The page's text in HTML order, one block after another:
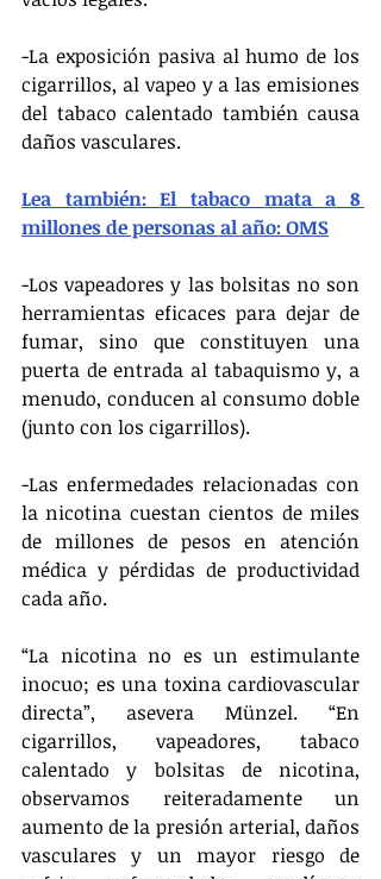
-La exposición pasiva al humo de los
cigarrillos, al vapeo y a las emisiones
del tabaco calentado también causa
daños vasculares.
Lea también: El tabaco mata a 8
millones de personas al año: OMS
-Los vapeadores y las bolsitas no son
herramientas eficaces para dejar de
fumar, sino que constituyen una
puerta de entrada al tabaquismo y, a
menudo, conducen al consumo doble
(junto con los cigarrillos).
-Las enfermedades relacionadas con
la nicotina cuestan cientos de miles
de millones de pesos en atención
médica y pérdidas de productividad
cada año.
“La nicotina no es un estimulante
inocuo; es una toxina cardiovascular
directa”, asevera Münzel. “En
cigarrillos, vapeadores, tabaco
calentado y bolsitas de nicotina,
observamos reiteradamente un
aumento de la presión arterial, daños
vasculares y un mayor riesgo de